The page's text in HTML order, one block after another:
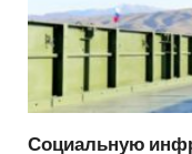
Социальную